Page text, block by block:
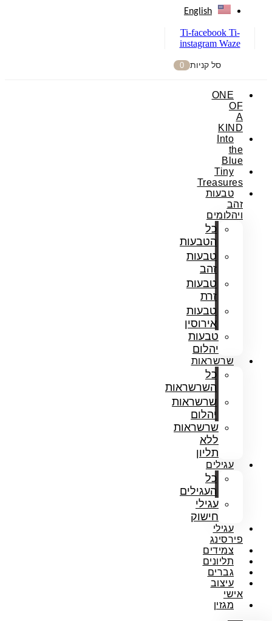
English
Ti-facebook Ti-
instagram Waze
סל קניות 0
ONE
OF
A
KIND
Into
the
Blue
Tiny
Treasures
טבעות
זהב
ויהלומים
כל
הטבעות
טבעות
זהב
טבעות
זרת
טבעות
אירוסין
טבעות
יהלום
שרשראות
כל
השרשראות
שרשראות
יהלום
שרשראות
ללא
תליון
עגילים
כל
העגילים
עגילי
חישוק
עגילי
פירסינג
צמידים
תליונים
גברים
עיצוב
אישי
מגזין